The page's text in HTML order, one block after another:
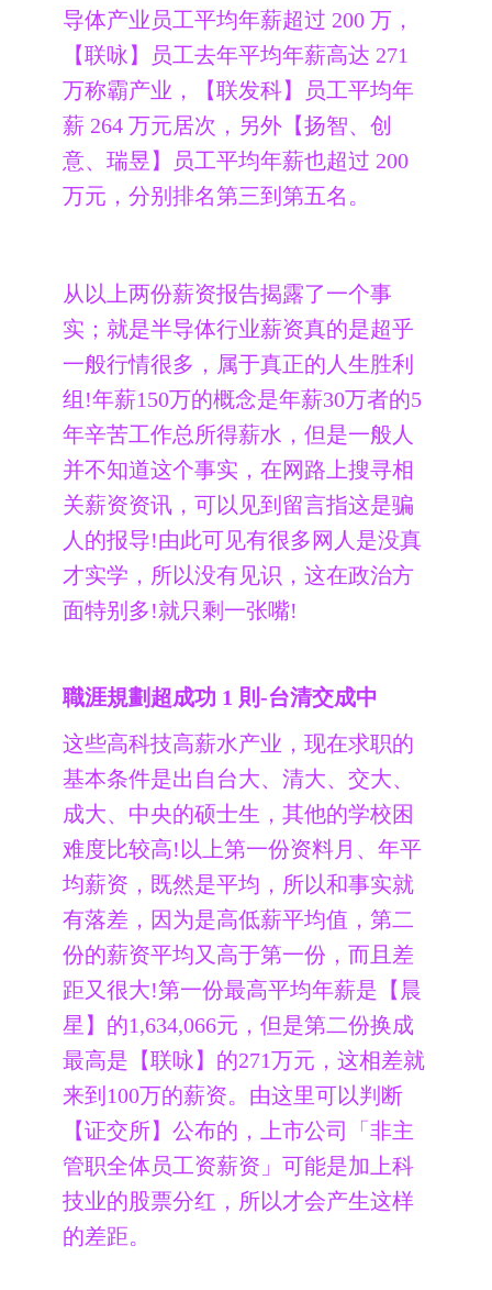
导体产业员工平均年薪超过 200 万，
【联咏】员工去年平均年薪高达 271
万称霸产业，【联发科】员工平均年
薪 264 万元居次，另外【扬智、创
意、瑞昱】员工平均年薪也超过 200
万元，分别排名第三到第五名。
从以上两份薪资报告揭露了一个事
实；就是半导体行业薪资真的是超乎
一般行情很多，属于真正的人生胜利
组!年薪150万的概念是年薪30万者的5
年辛苦工作总所得薪水，但是一般人
并不知道这个事实，在网路上搜寻相
关薪资资讯，可以见到留言指这是骗
人的报导!由此可见有很多网人是没真
才实学，所以没有见识，这在政治方
面特别多!就只剩一张嘴!
職涯規劃超成功 1 則-台清交成中
这些高科技高薪水产业，现在求职的
基本条件是出自台大、清大、交大、
成大、中央的硕士生，其他的学校困
难度比较高!以上第一份资料月、年平
均薪资，既然是平均，所以和事实就
有落差，因为是高低薪平均值，第二
份的薪资平均又高于第一份，而且差
距又很大!第一份最高平均年薪是【晨
星】的1,634,066元，但是第二份换成
最高是【联咏】的271万元，这相差就
来到100万的薪资。由这里可以判断
【证交所】公布的，上市公司「非主
管职全体员工资薪资」可能是加上科
技业的股票分红，所以才会产生这样
的差距。